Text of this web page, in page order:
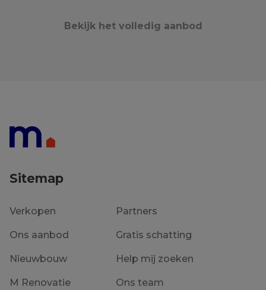
Bekijk het volledig aanbod
Sitemap
Verkopen
Ons aanbod
Nieuwbouw
M Renovatie
Partners
Gratis schatting
Help mij zoeken
Ons team